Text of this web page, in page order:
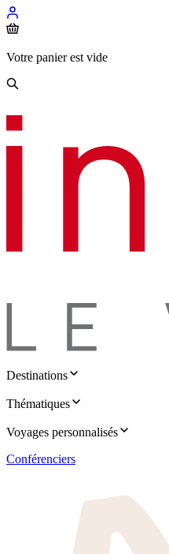
Votre panier est vide
Destinations
Thématiques
Voyages personnalisés
Conférenciers